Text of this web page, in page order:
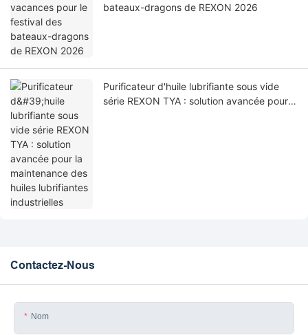
bateaux-dragons de REXON 2026
Purificateur d'huile lubrifiante sous vide
série REXON TYA : solution avancée pour
Contactez-Nous
Nom